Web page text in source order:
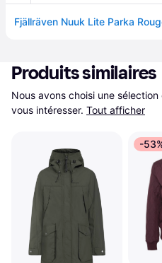
Produits similaires
Nous avons choisi une
vous intéresser. Tout afficher
-